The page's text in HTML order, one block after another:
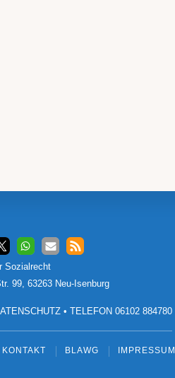
Sozialrecht
99, 63263 Neu-Isenburg
• TELEFON 06102 884780
KONTAKT BLAWG IMPRESSUM